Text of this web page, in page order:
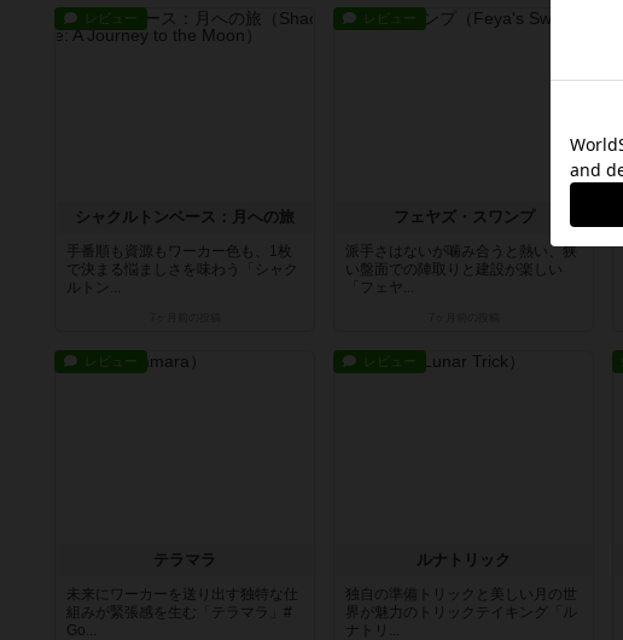
レビュー
シャクルトンベース：月への旅
手番順も資源もワーカー色も、1枚
で決まる悩ましさを味わう「シャク
ルトン...
レビュー
フェヤズ・スワンプ
派手さはないが噛み合うと熱い、狭
い盤面での陣取りと建設が楽しい
「フェヤ...
レビュー
テラマラ
未来にワーカーを送り出す独特な仕
組みが緊張感を生む「テラマラ」#
Go...
レビュー
ルナトリック
独自の準備トリックと美しい月の世
界が魅力のトリックテイキング「ル
ナトリ...